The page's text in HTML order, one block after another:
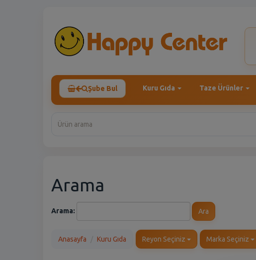
Şube Bul Kuru Gıda Taze Ürünler
Arama
Arama: Ara
Anasayfa Kuru Gıda Reyon Seçiniz Marka Seçiniz